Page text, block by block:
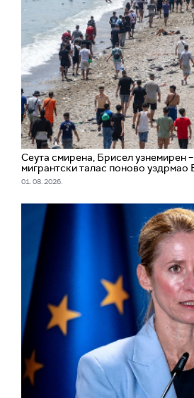
Сеута смирена, Брисел узнемирен –
мигрантски талас поново уздрмао
01. 08. 2026.